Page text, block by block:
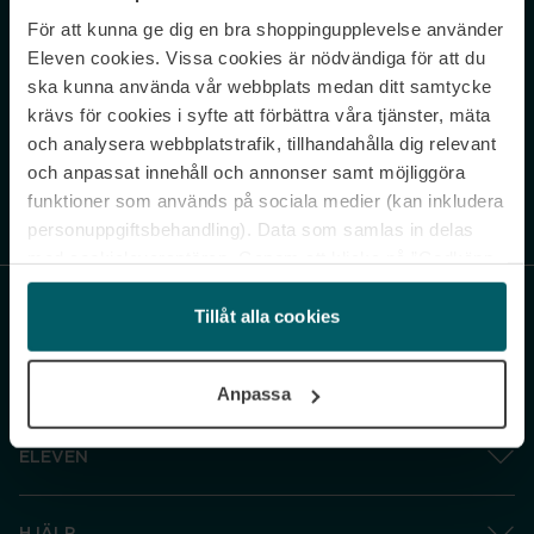
För att kunna ge dig en bra shoppingupplevelse använder
Eleven cookies. Vissa cookies är nödvändiga för att du
ska kunna använda vår webbplats medan ditt samtycke
krävs för cookies i syfte att förbättra våra tjänster, mäta
och analysera webbplatstrafik, tillhandahålla dig relevant
och anpassat innehåll och annonser samt möjliggöra
funktioner som används på sociala medier (kan inkludera
personuppgiftsbehandling). Data som samlas in delas
och gå vidare” accepterar du samtliga cookies medan du
under ”Inställningar” kan anpassa användningen av
cookies. Du kan återkalla ditt samtycke när som helst.
Tillåt alla cookies
Anpassa
Never miss a beat.
Sign up to our newsletter.
Genom att prenumerera accepterar du vår Integritetspolicy. Avprenumerera
ELEVEN